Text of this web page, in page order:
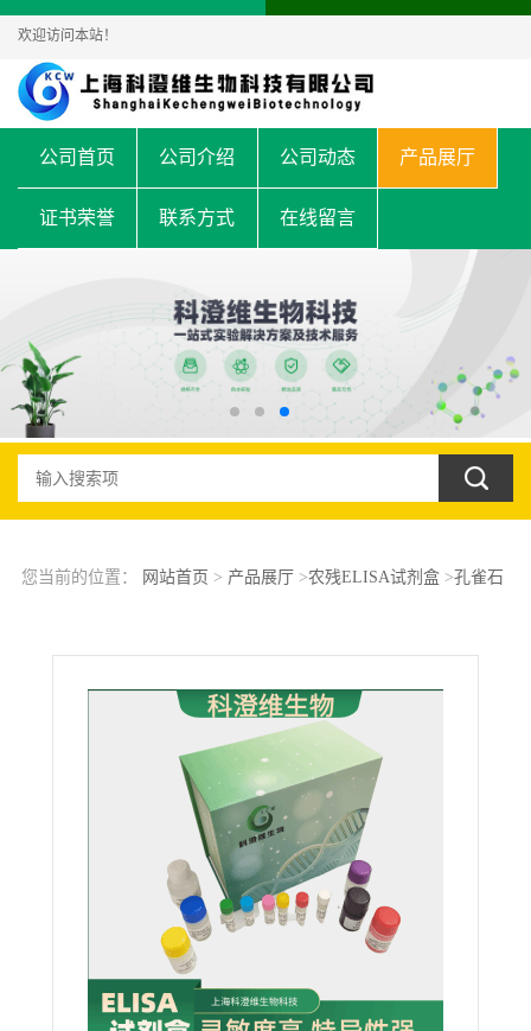
欢迎访问本站！
公司首页 公司介绍 公司动态 产品展厅
证书荣誉 联系方式 在线留言
您当前的位置： 网站首页 > 产品展厅>农残ELISA试剂盒>孔雀石